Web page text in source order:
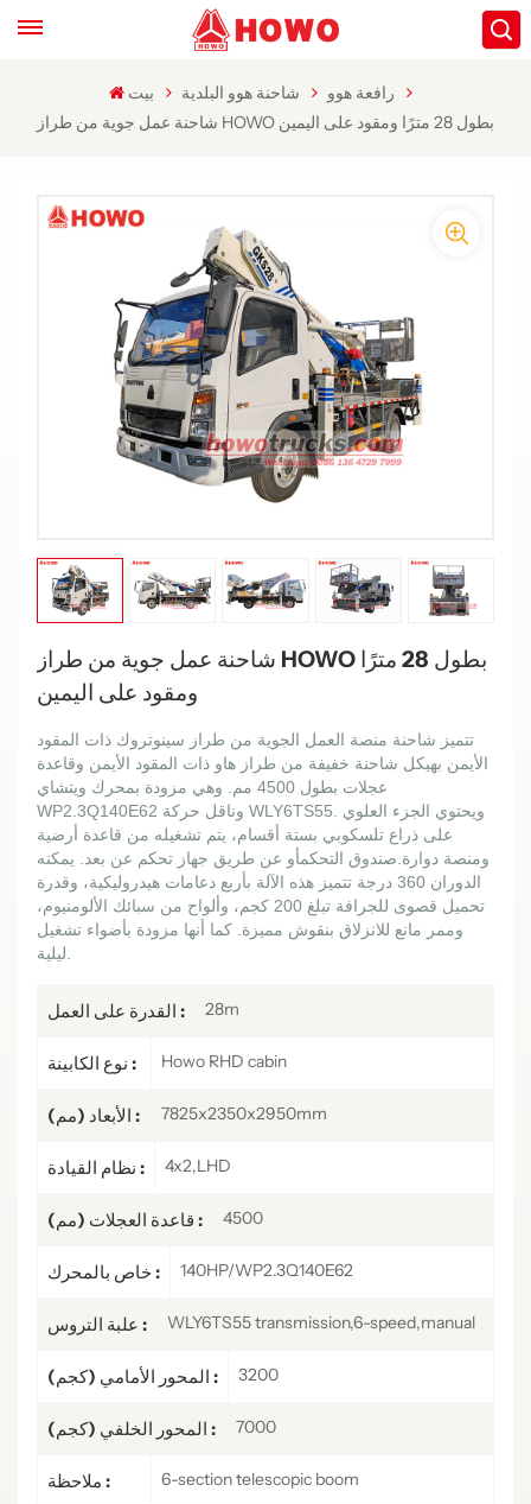
بيت شاحنة هوو البلدية
رافعة هوو
شاحنة عمل جوية من طراز HOWO بطول 28 مترًا ومقود على اليمين
شاحنة عمل جوية من طراز HOWO بطول 28 مترًا
ومقود على اليمين
تتميز شاحنة منصة العمل الجوية من طراز سينوتروك ذات المقود
الأيمن بهيكل شاحنة خفيفة من طراز هاو ذات المقود الأيمن وقاعدة
عجلات بطول 4500 مم. وهي مزودة بمحرك ويتشاي
WP2.3Q140E62 وناقل حركة WLY6TS55. ويحتوي الجزء العلوي
على ذراع تلسكوبي بستة أقسام، يتم تشغيله من قاعدة أرضية
ومنصة دوارة. صندوق التحكمأو عن طريق جهاز تحكم عن بعد. يمكنه
الدوران 360 درجة
تتميز هذه الآلة بأربع دعامات هيدروليكية، وقدرة
تحميل قصوى للجرافة تبلغ 200 كجم، وألواح من سبائك الألومنيوم،
وممر مانع للانزلاق بنقوش مميزة. كما أنها مزودة بأضواء تشغيل
القدرة على العمل : 28m
نوع الكابينة : Howo RHD cabin
الأبعاد (مم) : 7825x2350x2950mm
نظام القيادة : 4x2,LHD
قاعدة العجلات (مم) : 4500
خاص بالمحرك : 140HP/WP2.3Q140E62
علبة التروس : WLY6TS55 transmission,6-speed,manual
المحور الأمامي (كجم) : 3200
المحور الخلفي (كجم) : 7000
ملاحظة : 6-section telescopic boom